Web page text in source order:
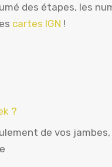
des étapes, les
cartes IGN !
?
de vos